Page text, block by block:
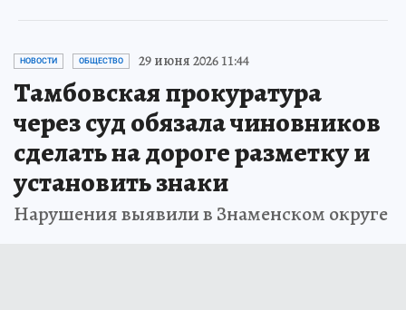
НОВОСТИ ОБЩЕСТВО 29 июня 2026 11:44
Тамбовская прокуратура
через суд обязала чиновников
сделать на дороге разметку и
установить знаки
Нарушения выявили в Знаменском округе